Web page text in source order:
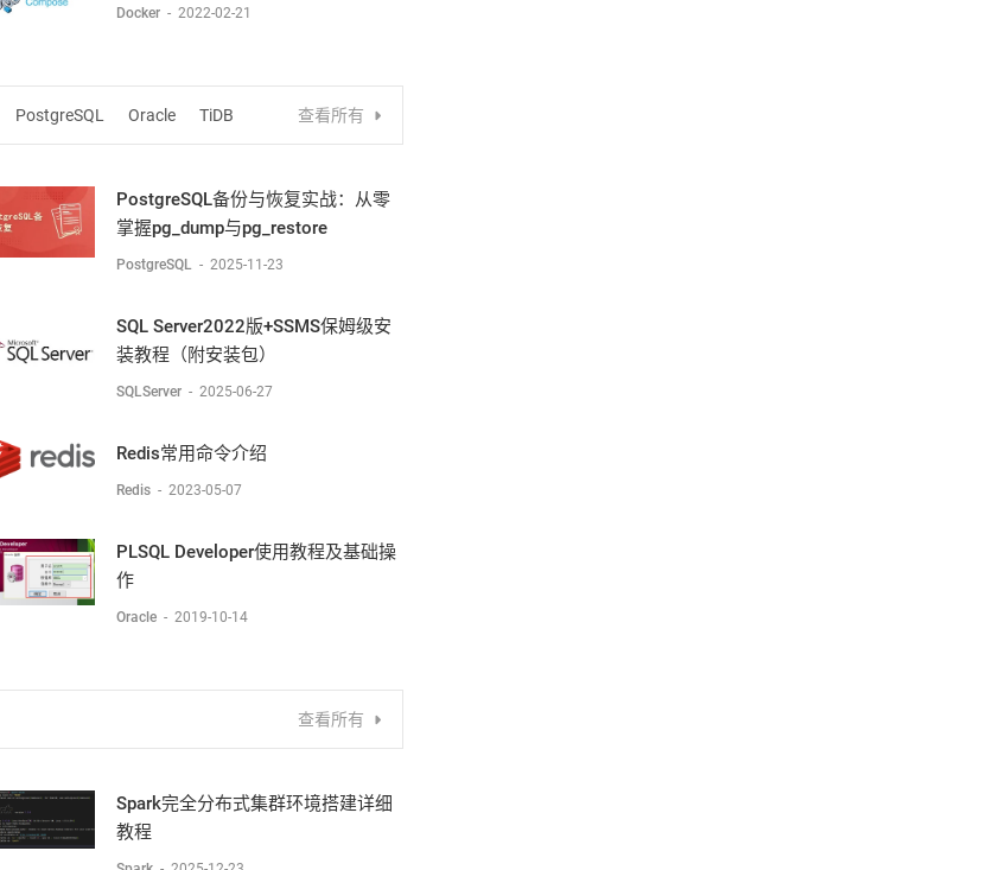
Docker - 2022-02-21
PostgreSQL Oracle TiDB 查看所有
PostgreSQL备份与恢复实战：从零
掌握pg_dump与pg_restore
PostgreSQL - 2025-11-23
SQL Server2022版+SSMS保姆级安
装教程（附安装包）
SQLServer - 2025-06-27
Redis常用命令介绍
Redis - 2023-05-07
PLSQL Developer使用教程及基础操
作
Oracle - 2019-10-14
查看所有
Spark完全分布式集群环境搭建详细
教程